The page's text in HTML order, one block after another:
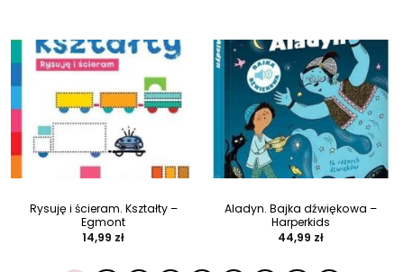
Rysuję i ścieram. Kształty –
Egmont
14,99 zł
Aladyn. Bajka dźwiękowa –
Harperkids
44,99 zł